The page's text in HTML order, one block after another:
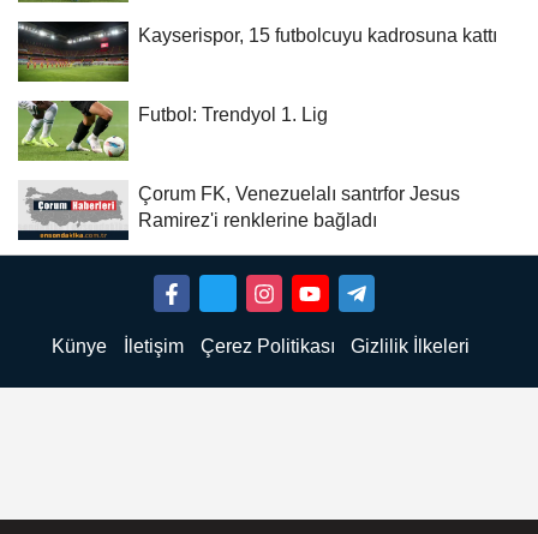
Kayserispor, 15 futbolcuyu kadrosuna kattı
Futbol: Trendyol 1. Lig
Çorum FK, Venezuelalı santrfor Jesus
Ramirez'i renklerine bağladı
Künye İletişim Çerez Politikası Gizlilik İlkeleri